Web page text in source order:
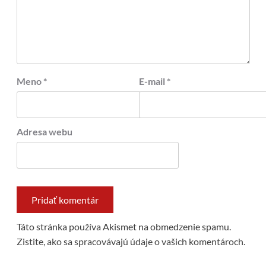
Meno * E-mail *
Adresa webu
Táto stránka používa Akismet na obmedzenie spamu.
Zistite, ako sa spracovávajú údaje o vašich komentároch.